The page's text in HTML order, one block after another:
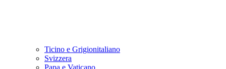
Ticino e Grigionitaliano
Svizzera